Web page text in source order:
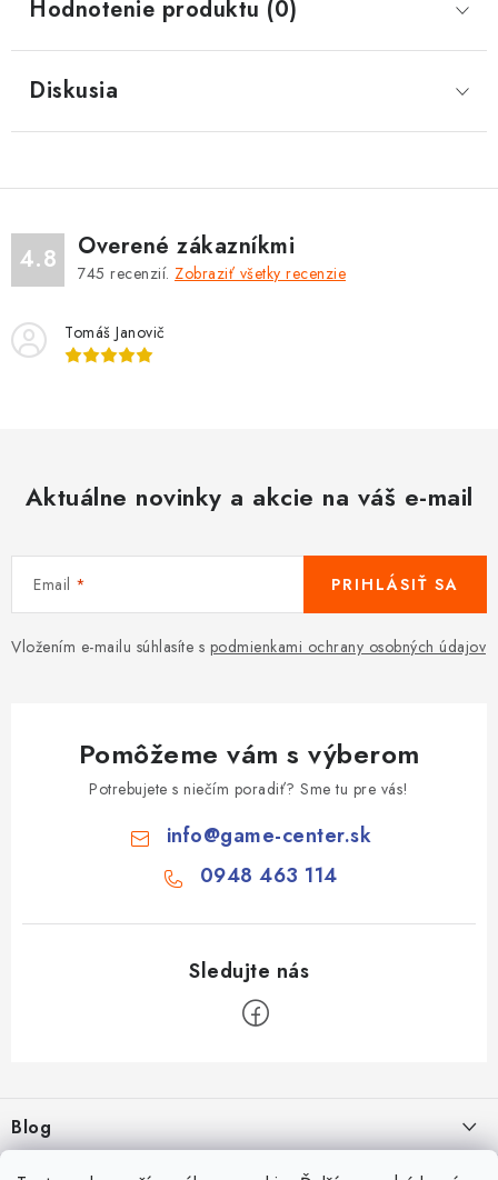
Hodnotenie produktu (0)
Diskusia
4.8 Overené zákazníkmi
745 recenzií. Zobraziť všetky recenzie
Tomáš Janovič
Aktuálne novinky a akcie na váš e-mail
Email
Vložením e-mailu súhlasíte s podmienkami ochrany osobných údajov
PRIHLÁSIŤ SA
Pomôžeme vám s výberom
Potrebujete s niečím poradiť? Sme tu pre vás!
info@game-center.sk
0948 463 114
p
ä
Blog
Aké druhy biliardu existujú? Kompletný prehľad biliardových hier